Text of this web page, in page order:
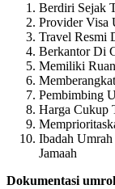
Berdiri Sejak
Provider Visa
Travel Resmi
Berkantor Di
Memiliki
Pembimbing
Harga Cukup
Ibadah
Jamaah
Dokumentasi